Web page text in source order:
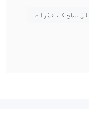
سطح کے خطرات